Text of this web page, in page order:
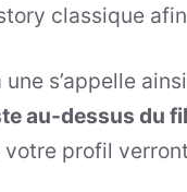
classique
s’appelle
au-dessus du
profil